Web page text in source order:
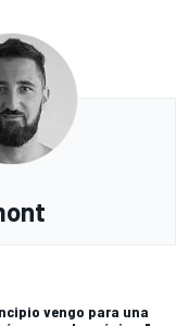
vengo para una